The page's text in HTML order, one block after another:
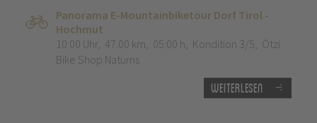
Panorama E-Mountainbiketour Dorf Tirol -
Hochmut
10:00 Uhr, 47.00 km, 05:00 h, Kondition 3/5, Ötzi
Bike Shop Naturns
Weiterlesen